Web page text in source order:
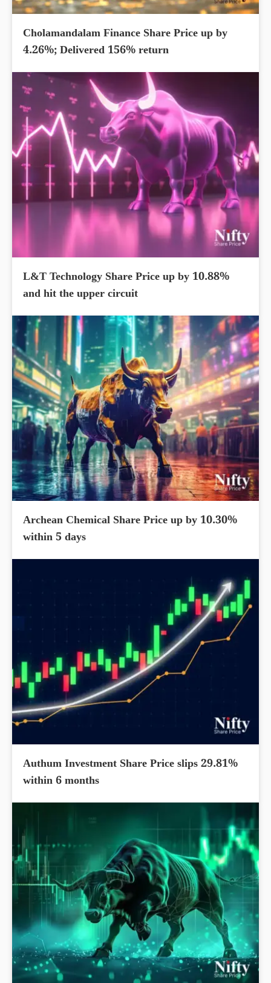
Cholamandalam Finance Share Price up by
4.26%; Delivered 156% return
L&T Technology Share Price up by 10.88%
and hit the upper circuit
Archean Chemical Share Price up by 10.30%
within 5 days
Authum Investment Share Price slips 29.81%
within 6 months